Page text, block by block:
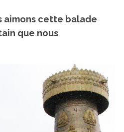
aimons cette balade
que nous